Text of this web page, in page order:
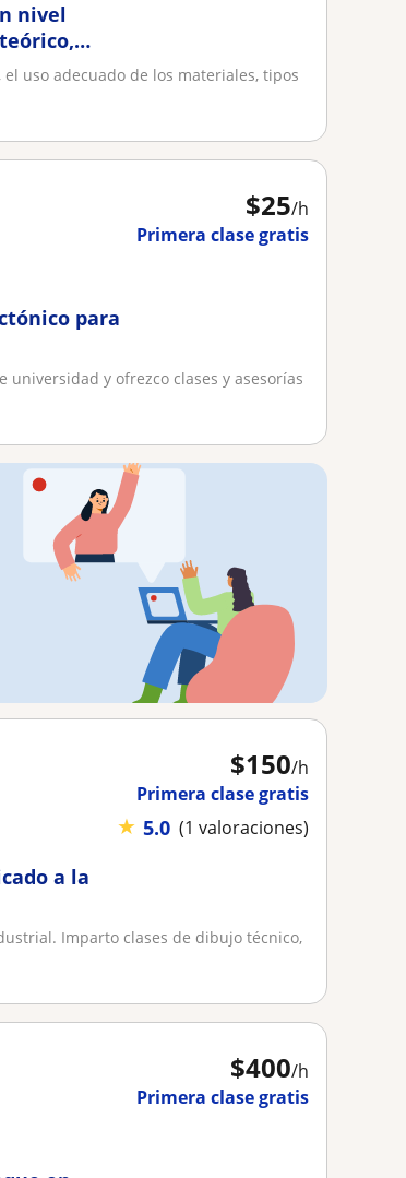
nivel
uso adecuado de los materiales, tipos
$25/h
Primera clase gratis
para
y ofrezco clases y asesorías
$150/h
Primera clase gratis
★ 5.0 (1 valoraciones)
a la
Imparto clases de dibujo técnico,
$400/h
Primera clase gratis